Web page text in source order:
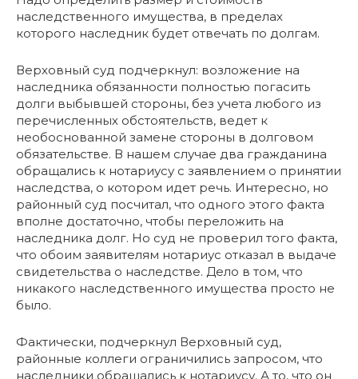
наследственного имущества, в пределах
которого наследник будет отвечать по долгам.
Верховный суд подчеркнул: возложение на
наследника обязанности полностью погасить
долги выбывшей стороны, без учета любого из
перечисленных обстоятельств, ведет к
необоснованной замене стороны в долговом
обязательстве. В нашем случае два гражданина
обращались к нотариусу с заявлением о принятии
наследства, о котором идет речь. Интересно, но
районный суд посчитал, что одного этого факта
вполне достаточно, чтобы переложить на
наследника долг. Но суд не проверил того факта,
что обоим заявителям нотариус отказал в выдаче
свидетельства о наследстве. Дело в том, что
никакого наследственного имущества просто не
было.
Фактически, подчеркнул Верховный суд,
районные коллеги ограничились запросом, что
наследники обращались к нотариусу. А то, что он